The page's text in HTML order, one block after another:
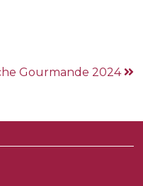
Gourmande 2024